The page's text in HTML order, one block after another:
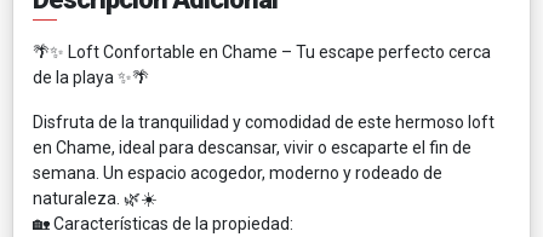
🌴✨ Loft Confortable en Chame – Tu escape perfecto cerca
de la playa ✨🌴
Disfruta de la tranquilidad y comodidad de este hermoso loft
en Chame, ideal para descansar, vivir o escaparte el fin de
semana. Un espacio acogedor, moderno y rodeado de
naturaleza. 🌿☀️
🏡 Características de la propiedad: